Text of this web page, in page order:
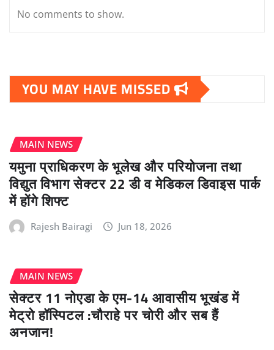
No comments to show.
YOU MAY HAVE MISSED
MAIN NEWS
यमुना प्राधिकरण के भूलेख और परियोजना तथा
विद्युत विभाग सेक्टर 22 डी व मेडिकल डिवाइस पार्क
में होंगे शिफ्ट
Rajesh Bairagi Jun 18, 2026
MAIN NEWS
सेक्टर 11 नोएडा के एम-14 आवासीय भूखंड में
मेट्रो हॉस्पिटल :चौराहे पर चोरी और सब हैं
अनजान!